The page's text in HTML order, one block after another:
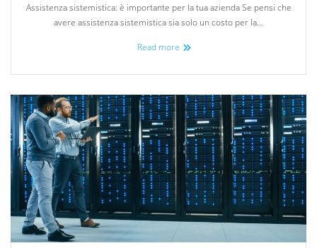
Assistenza sistemistica: è importante per la tua azienda Se pensi che
avere assistenza sistemistica sia solo un costo per la…
Read more